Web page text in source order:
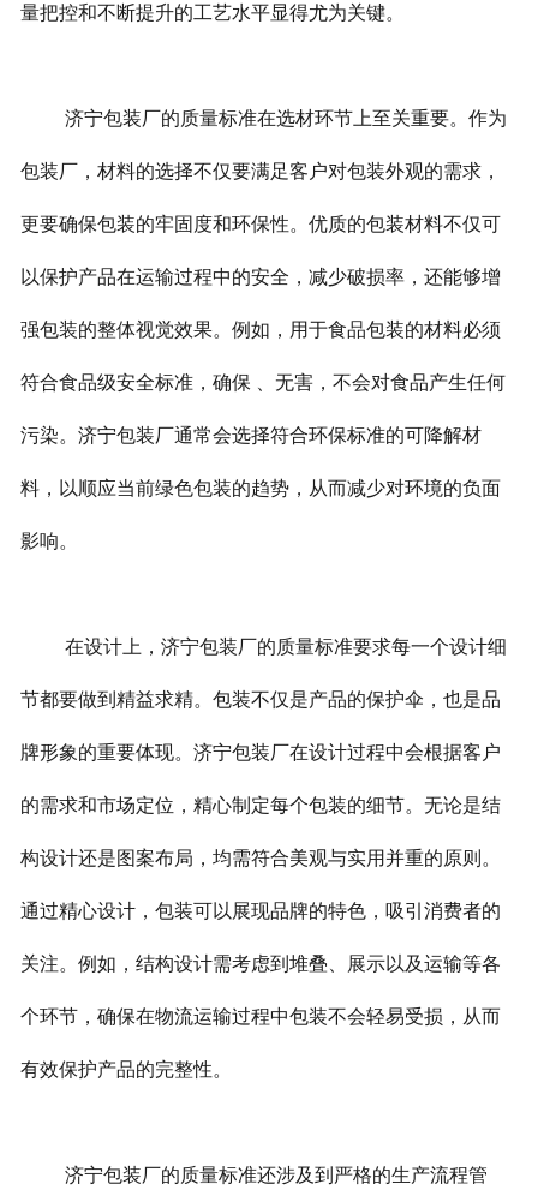
量把控和不断提升的工艺水平显得尤为关键。
济宁包装厂的质量标准在选材环节上至关重要。作为
包装厂，材料的选择不仅要满足客户对包装外观的需求，
更要确保包装的牢固度和环保性。优质的包装材料不仅可
以保护产品在运输过程中的安全，减少破损率，还能够增
强包装的整体视觉效果。例如，用于食品包装的材料必须
符合食品级安全标准，确保 、无害，不会对食品产生任何
污染。济宁包装厂通常会选择符合环保标准的可降解材
料，以顺应当前绿色包装的趋势，从而减少对环境的负面
影响。
在设计上，济宁包装厂的质量标准要求每一个设计细
节都要做到精益求精。包装不仅是产品的保护伞，也是品
牌形象的重要体现。济宁包装厂在设计过程中会根据客户
的需求和市场定位，精心制定每个包装的细节。无论是结
构设计还是图案布局，均需符合美观与实用并重的原则。
通过精心设计，包装可以展现品牌的特色，吸引消费者的
关注。例如，结构设计需考虑到堆叠、展示以及运输等各
个环节，确保在物流运输过程中包装不会轻易受损，从而
有效保护产品的完整性。
济宁包装厂的质量标准还涉及到严格的生产流程管